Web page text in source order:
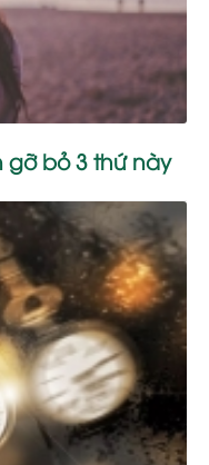
gỡ bỏ 3 thứ này